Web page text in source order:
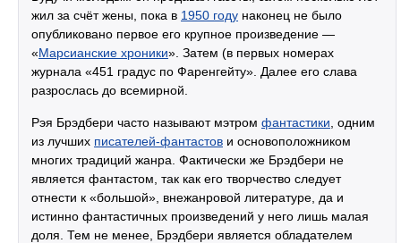
жил за счёт жены, пока в 1950 году наконец не было
опубликовано первое его крупное произведение —
«Марсианские хроники». Затем (в первых номерах
журнала «451 градус по Фаренгейту». Далее его слава
разрослась до всемирной.
Рэя Брэдбери часто называют мэтром фантастики , одним
из лучших писателей-фантастов и основоположником
многих традиций жанра. Фактически же Брэдбери не
является фантастом, так как его творчество следует
отнести к «большой», внежанровой литературе, да и
истинно фантастичных произведений у него лишь малая
доля. Тем не менее, Брэдбери является обладателем